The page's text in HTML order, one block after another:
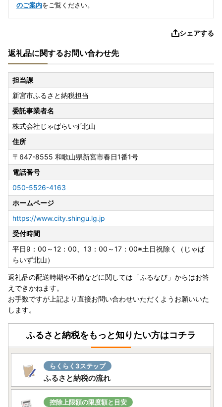
のご案内をご覧ください。
シェアする
返礼品に関するお問い合わせ先
担当課
新宮市ふるさと納税担当
委託事業者名
株式会社じゃばらいず北山
住所
〒647-8555 和歌山県新宮市春日1番1号
電話番号
050-5526-4163
ホームページ
https://www.city.shingu.lg.jp
受付時間
平日9：00～12：00、13：00～17：00※土日祝除く（じゃば
らいず北山）
返礼品の配送時期や不備などに関しては「ふるなび」からはお答
えできかねます。
お手数ですが上記より直接お問い合わせいただくようお願いいた
します。
ふるさと納税をもっと知りたい方はコチラ
らくらく3ステップ
ふるさと納税の流れ
控除上限額の限度額と目安